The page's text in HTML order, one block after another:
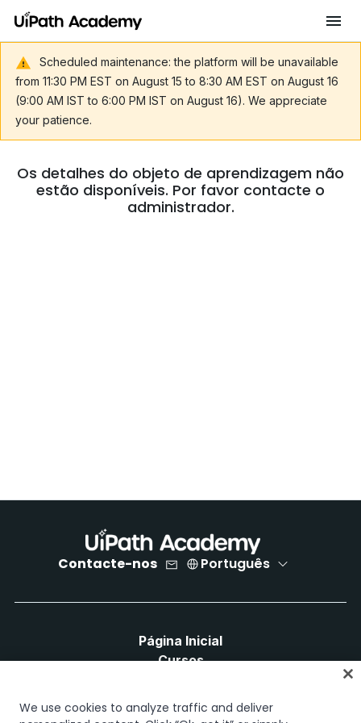
Scheduled maintenance: the platform will be unavailable
from 11:30 PM EST on August 15 to 8:30 AM EST on August 16
(9:00 AM IST to 6:00 PM IST on August 16). We appreciate
your patience.
Os detalhes do objeto de aprendizagem não
estão disponíveis. Por favor contacte o
administrador.
Contacte-nos Português
Página Inicial
Cursos
Caminhos de Carreira
Certificações
We use cookies to analyze traffic and deliver